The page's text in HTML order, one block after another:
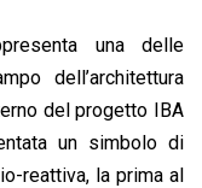
t
una delle
dell’architettura
del progetto IBA
un simbolo di
reattiva, la prima al